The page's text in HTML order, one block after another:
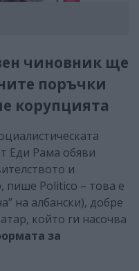
чиновник ще
поръчки
корупцията
Еди Рама обяви
и
пише Politico – това е
на албански), добре
който ги насочва
за